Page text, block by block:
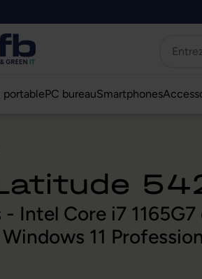
principale
navigation
portablePC bureauSmartphones
Intel Core i7
11